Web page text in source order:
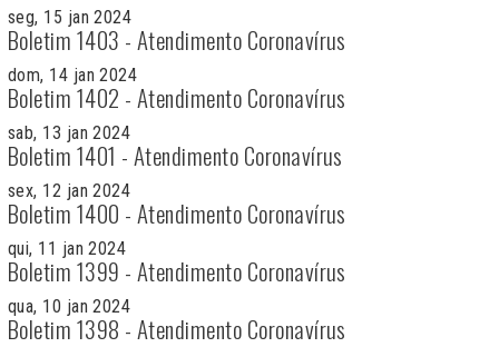
seg, 15 jan 2024
Boletim 1403 - Atendimento Coronavírus
dom, 14 jan 2024
Boletim 1402 - Atendimento Coronavírus
sab, 13 jan 2024
Boletim 1401 - Atendimento Coronavírus
sex, 12 jan 2024
Boletim 1400 - Atendimento Coronavírus
qui, 11 jan 2024
Boletim 1399 - Atendimento Coronavírus
qua, 10 jan 2024
Boletim 1398 - Atendimento Coronavírus